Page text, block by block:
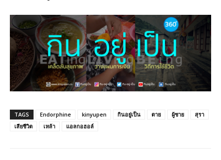
TAGS Endorphine kinyupen กินอยู่เป็น ตาย ผู้ชาย
สุรา
เสียชีวิต
เหล้า แอลกอฮอล์